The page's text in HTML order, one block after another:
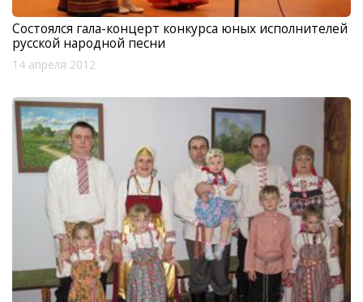
Состоялся гала-концерт конкурса юных исполнителей
русской народной песни
14 апреля 2012